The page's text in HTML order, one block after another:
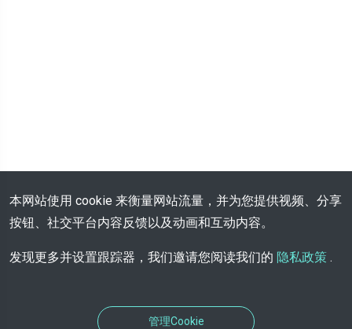
本网站使用 cookie 来衡量网站流量，并为您提供视频、分享
按钮、社交平台内容反馈以及动画和互动内容。
发现更多并设置跟踪器，我们邀请您阅读我们的 隐私政策 .
管理Cookie